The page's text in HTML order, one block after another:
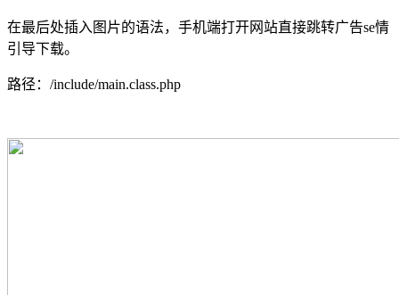
在最后处插入图片的语法，手机端打开网站直接跳转广告se情
引导下载。
路径：/include/main.class.php